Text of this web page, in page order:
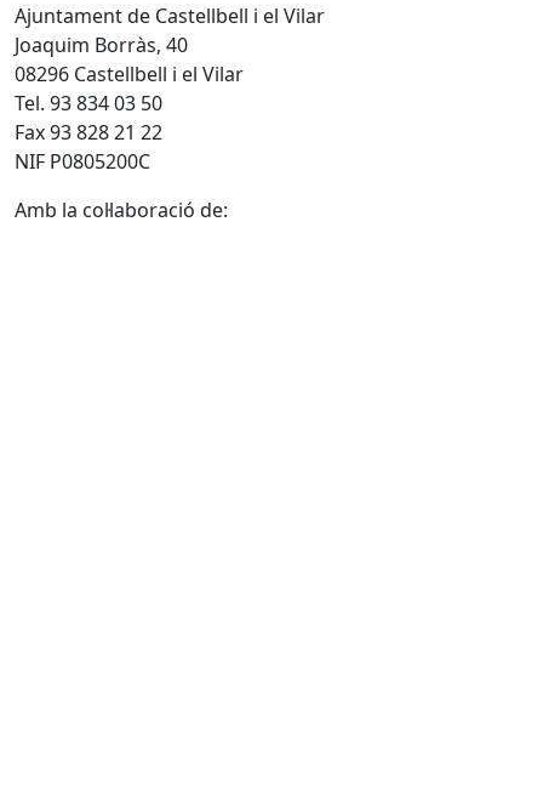
Ajuntament de Castellbell i el Vilar
Joaquim Borràs, 40
08296 Castellbell i el Vilar
Tel. 93 834 03 50
Fax 93 828 21 22
NIF P0805200C
Amb la col·laboració de: